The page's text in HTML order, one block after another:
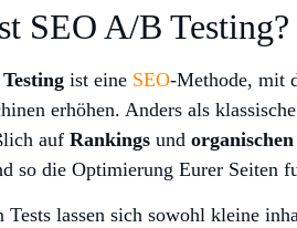
SEO A/B Testing?
ist eine SEO-Methode, mit
erhöhen. Anders als
auf Rankings und
so die Optimierung Eurer Seiten
Tests lassen sich sowohl kleine